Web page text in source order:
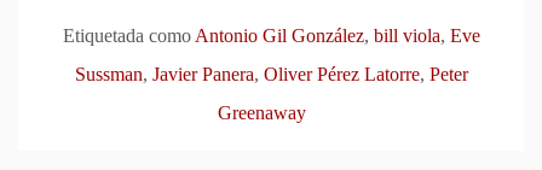
Etiquetada como Antonio Gil González, bill viola, Eve
Sussman, Javier Panera, Oliver Pérez Latorre, Peter
Greenaway